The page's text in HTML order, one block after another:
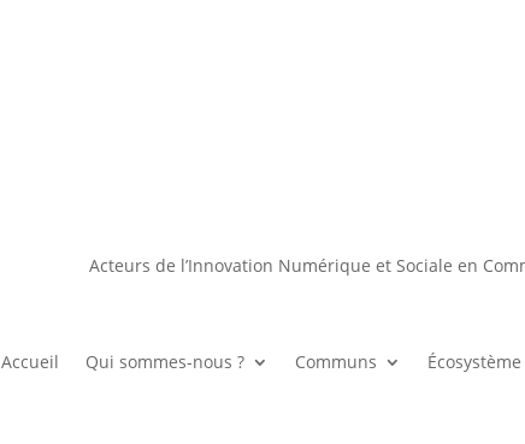
Acteurs de l’Innovation Numérique et Sociale en
Accueil Qui sommes-nous ? Communs Écosystème